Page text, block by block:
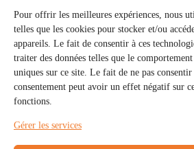
Pour offrir les meilleures expériences, nous
telles que les cookies pour stocker et/ou
appareils. Le fait de consentir à ces
traiter des données telles que le
uniques sur ce site. Le fait de ne pas
consentement peut avoir un effet négatif sur
fonctions.
Gérer les services